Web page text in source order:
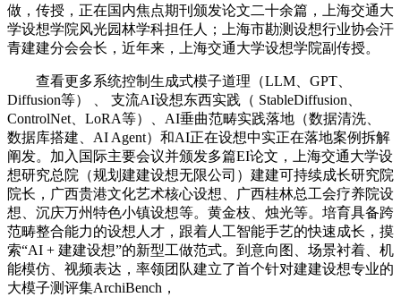
做，传授，正在国内焦点期刊颁发论文二十余篇，上海交通大
学设想学院风光园林学科担任人；上海市勘测设想行业协会汗
青建建分会会长，近年来，上海交通大学设想学院副传授。
查看更多系统控制生成式模子道理（LLM、GPT、
Diffusion等） 、 支流AI设想东西实践（ StableDiffusion、
ControlNet、LoRA等）、AI垂曲范畴实践落地（数据清洗、
数据库搭建、AI Agent）和AI正在设想中实正在落地案例拆解
阐发。加入国际主要会议并颁发多篇EI论文，上海交通大学设
想研究总院（规划建建设想无限公司）建建可持续成长研究院
院长，广西贵港文化艺术核心设想、广西桂林总工会疗养院设
想、沉庆万州特色小镇设想等。黄金枝、烛光等。培育具备跨
范畴整合能力的设想人才，跟着人工智能手艺的快速成长，摸
索“AI + 建建设想”的新型工做范式。到意向图、场景衬着、机
能模仿、视频表达，率领团队建立了首个针对建建设想专业的
大模子测评集ArchiBench，